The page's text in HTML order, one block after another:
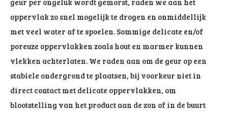
geur per ongeluk wordt gemorst, raden we aan het
oppervlak zo snel mogelijk te drogen en onmiddellijk
met veel water af te spoelen. Sommige delicate en/of
poreuze oppervlakken zoals hout en marmer kunnen
vlekken achterlaten. We raden aan om de geur op een
stabiele ondergrond te plaatsen, bij voorkeur niet in
direct contact met delicate oppervlakken, om
blootstelling van het product aan de zon of in de buurt